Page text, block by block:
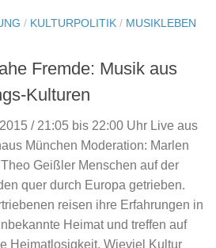
/ KULTURPOLITIK / MUSIKLEBEN
Fremde: Musik aus
Kulturen
/ 21:05 bis 22:00 Uhr Live aus
München Moderation: Marlen
Geißler Menschen auf der
quer durch Europa getrieben.
reisen ihre Erfahrungen in
Heimat und treffen auf